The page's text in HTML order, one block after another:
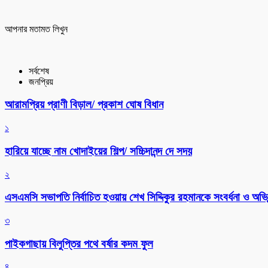
আপনার মতামত লিখুন
সর্বশেষ
জনপ্রিয়
আরামপ্রিয় প্রাণী বিড়াল/ প্রকাশ ঘোষ বিধান
১
হারিয়ে যাচ্ছে নাম খোদাইয়ের শিল্প/ সচ্চিদানন্দ দে সদয়
২
এসএমসি সভাপতি নির্বাচিত হওয়ায় শেখ সিদ্দিকুর রহমানকে সংবর্ধনা ও
৩
পাইকগাছায় বিলুপ্তির পথে বর্ষার কদম ফুল